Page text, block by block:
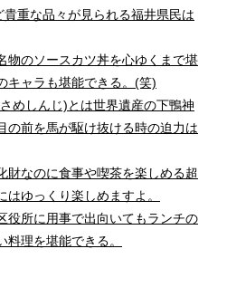
重な品々が見られる福井県民は
物のソースカツ丼を心ゆくまで堪
キャラも堪能できる。(笑)
めしんじ)とは世界遺産の下鴨神
の前を馬が駆け抜ける時の迫力は
財なのに食事や喫茶を楽しめる超
ゆっくり楽しめますよ。
役所に用事で出向いてもランチの
理を堪能できる。